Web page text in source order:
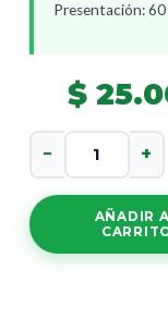
Presentación: 60
$
Crema
cantidad
− +
AÑADIR